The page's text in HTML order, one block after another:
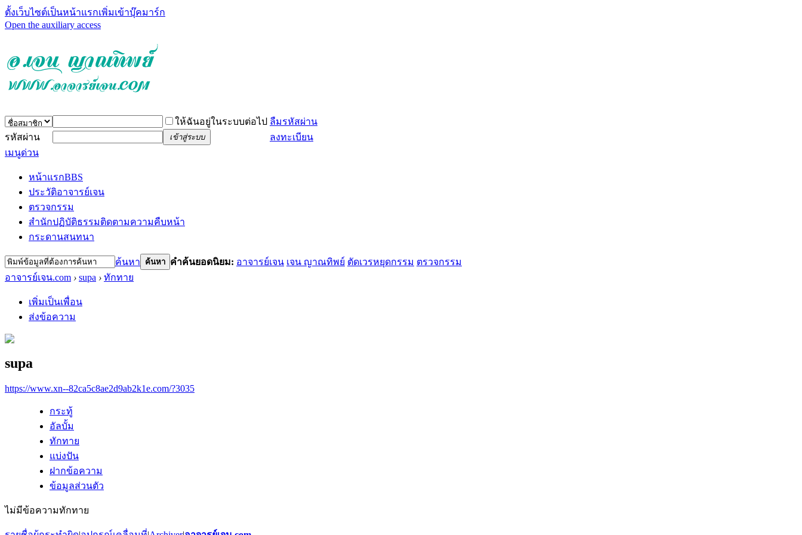
ตั้งเว็บไซต์เป็นหน้าแรกเพิ่มเข้าบุ๊คมาร์ก
Open the auxiliary access
ให้ฉันอยู่ในระบบต่อไป ลืมรหัสผ่าน
รหัสผ่าน
เข้าสู่ระบบ
ลงทะเบียน
เมนูด่วน
หน้าแรกBBS
ประวัติอาจารย์เจน
ตรวจกรรม
สำนักปฏิบัติธรรมติดตามความคืบหน้า
กระดานสนทนา
ค้นหา ค้นหา คำค้นยอดนิยม: อาจารย์เจน เจน ญาณทิพย์ ตัดเวรหยุดกรรม ตรวจกรรม
อาจารย์เจน.com › supa › ทักทาย
เพิ่มเป็นเพื่อน
ส่งข้อความ
supa
https://www.xn--82ca5c8ae2d9ab2k1e.com/?3035
กระทู้
อัลบั้ม
ทักทาย
แบ่งปัน
ฝากข้อความ
ข้อมูลส่วนตัว
ไม่มีข้อความทักทาย